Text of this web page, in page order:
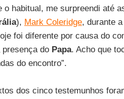
o habitual, me surpreendi até
), Mark Coleridge, durante
foi diferente por causa do
presença do Papa. Acho que
do encontro”.
dos cinco testemunhos